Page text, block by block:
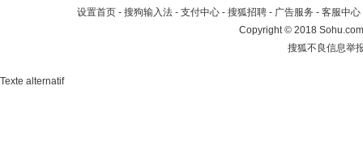
设置首页 - 搜狗输入法 - 支付中心 - 搜狐招聘 - 广告服务 - 客服中心
Copyright©2018
搜狐不良信息举
Texte alternatif